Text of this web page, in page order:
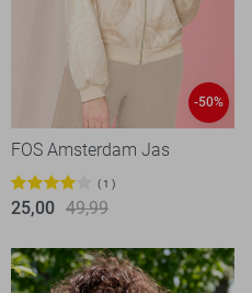
-50%
FOS Amsterdam Jas
1
25,00 49,99